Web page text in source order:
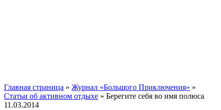
Главная страница » Журнал «Большого Приключения» »
Статьи об активном отдыхе » Берегите себя во имя полюса
11.03.2014